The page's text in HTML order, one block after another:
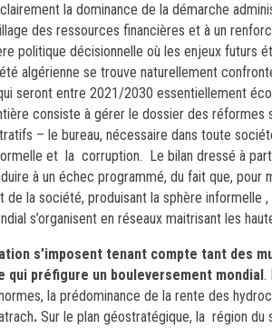
la dominance de la démarche
des ressources financières et à un
politique décisionnelle où les enjeux futurs
algérienne se trouve naturellement
seront entre 2021/2030 essentiellement
consiste à gérer le dossier des réformes
– le bureau, nécessaire dans toute
et la corruption. Le bilan dressé à
à un échec programmé, du fait que, pour
la société, produisant la sphère
s’organisent en réseaux maitrisant les
s’imposent tenant compte tant des
qui préfigure un bouleversement mondial.
la prédominance de la rente des
. Sur le plan géostratégique, la région